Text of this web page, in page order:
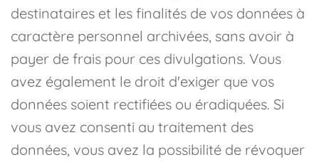
destinataires et les finalités de vos données à
caractère personnel archivées, sans avoir à
payer de frais pour ces divulgations. Vous
avez également le droit d'exiger que vos
données soient rectifiées ou éradiquées. Si
vous avez consenti au traitement des
données, vous avez la possibilité de révoquer